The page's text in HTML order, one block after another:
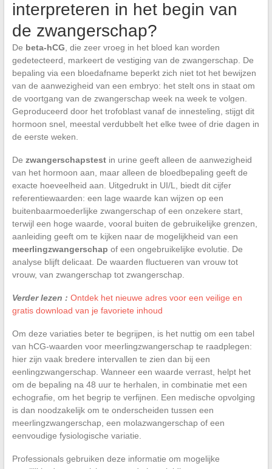
interpreteren in het begin van
de zwangerschap?
De beta-hCG , die zeer vroeg in het bloed kan worden
gedetecteerd, markeert de vestiging van de zwangerschap. De
bepaling via een bloedafname beperkt zich niet tot het bewijzen
van de aanwezigheid van een embryo: het stelt ons in staat om
de voortgang van de zwangerschap week na week te volgen.
Geproduceerd door het trofoblast vanaf de innesteling, stijgt dit
hormoon snel, meestal verdubbelt het elke twee of drie dagen in
de eerste weken.
De zwangerschapstestin urine geeft alleen de aanwezigheid
van het hormoon aan, maar alleen de bloedbepaling geeft de
exacte hoeveelheid aan. Uitgedrukt in UI/L, biedt dit cijfer
referentiewaarden: een lage waarde kan wijzen op een
buitenbaarmoederlijke zwangerschap of een onzekere start,
terwijl een hoge waarde, vooral buiten de gebruikelijke grenzen,
aanleiding geeft om te kijken naar de mogelijkheid van een
meerlingzwangerschap of een ongebruikelijke evolutie. De
analyse blijft delicaat. De waarden fluctueren van vrouw tot
vrouw, van zwangerschap tot zwangerschap.
Verder lezen : Ontdek het nieuwe adres voor een veilige en
gratis download van je favoriete inhoud
Om deze variaties beter te begrijpen, is het nuttig om een tabel
van hCG-waarden voor meerlingzwangerschap te raadplegen:
hier zijn vaak bredere intervallen te zien dan bij een
eenlingzwangerschap. Wanneer een waarde verrast, helpt het
om de bepaling na 48 uur te herhalen, in combinatie met een
echografie, om het begrip te verfijnen. Een medische opvolging
is dan noodzakelijk om te onderscheiden tussen een
meerlingzwangerschap, een molazwangerschap of een
eenvoudige fysiologische variatie.
Professionals gebruiken deze informatie om mogelijke